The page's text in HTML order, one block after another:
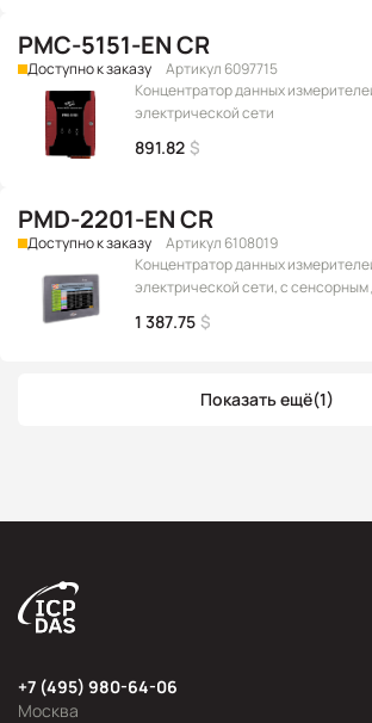
PMC-5151-EN CR
Доступно к заказу
Артикул 6097715
Концентратор данных
электрической сети
891.82 $
PMD-2201-EN CR
Доступно к заказу
Артикул 6108019
Концентратор данных
электрической сети, с
1 387.75 $
Показать ещё(1)
Москва
+7 (495) 980-64-06